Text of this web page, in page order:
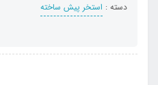
دسته : استخر پیش ساخته